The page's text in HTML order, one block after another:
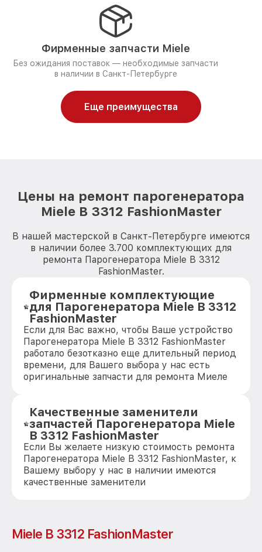
Фирменные запчасти Miele
Без ожидания поставок — необходимые запчасти
в наличии в Санкт-Петербурге
Еще преимущества
Цены на ремонт парогенератора
Miele B 3312 FashionMaster
В нашей мастерской в Санкт-Петербурге имеются
в наличии более 3.700 комплектующих для
ремонта Парогенератора Miele B 3312
FashionMaster.
Фирменные комплектующие
для Парогенератора Miele B 3312
FashionMaster
Если для Вас важно, чтобы Ваше устройство
Парогенератора Miele B 3312 FashionMaster
работало безотказно еще длительный период
времени, для Вашего выбора у нас есть
оригинальные запчасти для ремонта Миеле
Качественные заменители
запчастей Парогенератора Miele
B 3312 FashionMaster
Если Вы желаете низкую стоимость ремонта
Парогенератора Miele B 3312 FashionMaster, к
Вашему выбору у нас в наличии имеются
качественные заменители
Miele B 3312 FashionMaster